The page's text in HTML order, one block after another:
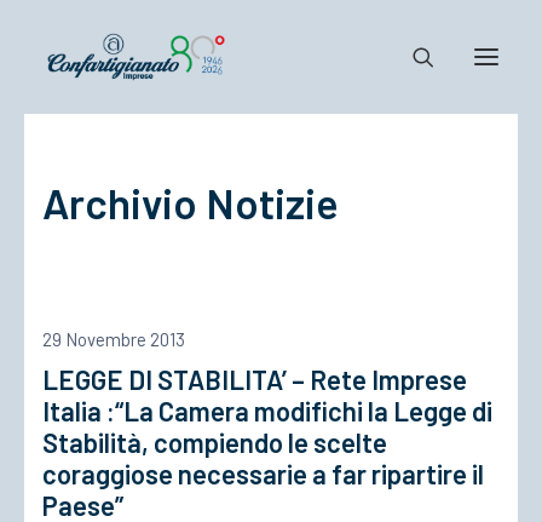
Confartigianato
Cosa Facciamo
Associarsi
Archivio Notizie
29 Novembre 2013
LEGGE DI STABILITA’ – Rete Imprese
Italia :“La Camera modifichi la Legge di
Stabilità, compiendo le scelte
coraggiose necessarie a far ripartire il
Paese”